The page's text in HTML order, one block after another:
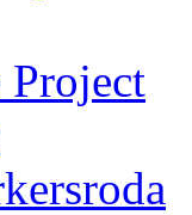
Project